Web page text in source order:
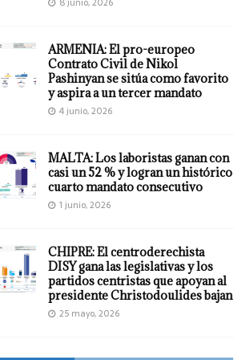
ARMENIA: El pro-europeo
Contrato Civil de Nikol
Pashinyan se sitúa como favorito
y aspira a un tercer mandato
4 junio, 2026
MALTA: Los laboristas ganan con
casi un 52 % y logran un histórico
cuarto mandato consecutivo
1 junio, 2026
CHIPRE: El centroderechista
DISY gana las legislativas y los
partidos centristas que apoyan al
presidente Christodoulides bajan
25 mayo, 2026